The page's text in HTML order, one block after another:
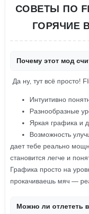
СОВЕТЫ ПО
ГОРЯЧИЕ
Почему этот мод
Да ну, тут всё просто!
Интуитивно
Разнообразные
Яркая графика и
Возможность
дает тебе реально
становится легче и
Графика просто на
прокачиваешь мяч —
Можно ли отлететь